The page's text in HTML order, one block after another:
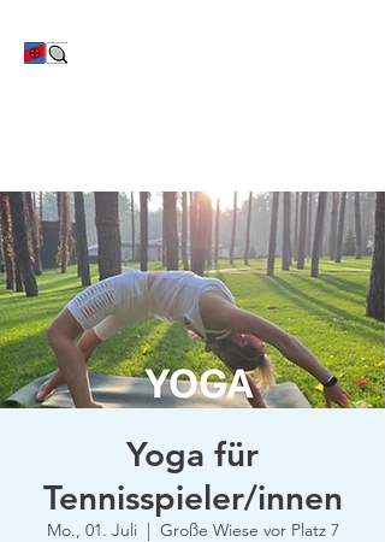
Yoga für
Tennisspieler/innen
Mo., 01. Juli
  |
Große Wiese vor Platz 7